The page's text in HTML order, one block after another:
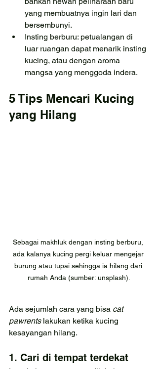
yang membuatnya ingin lari dan
bersembunyi.
Insting berburu: petualangan di
luar ruangan dapat menarik insting
kucing, atau dengan aroma
mangsa yang menggoda indera.
5 Tips Mencari Kucing
yang Hilang
Sebagai makhluk dengan insting berburu,
ada kalanya kucing pergi keluar mengejar
burung atau tupai sehingga ia hilang dari
rumah Anda (sumber: unsplash).
Ada sejumlah cara yang bisa cat
pawrents lakukan ketika kucing
kesayangan hilang.
1. Cari di tempat terdekat